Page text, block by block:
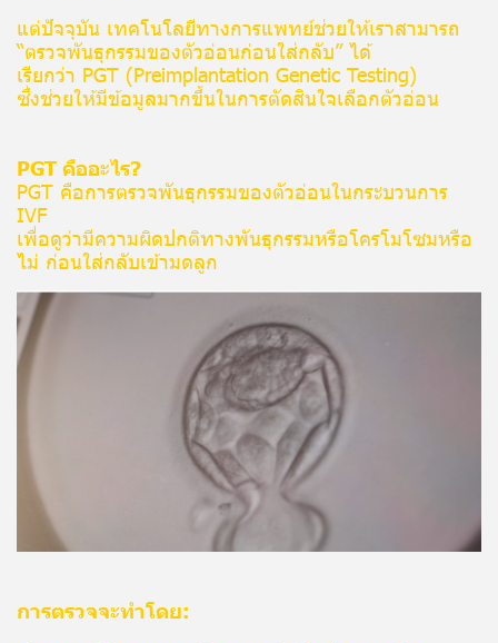
แต่ปัจจุบัน เทคโนโลยีทางการแพทย์ช่วยให้เราสามารถ
“ตรวจพันธุกรรมของตัวอ่อนก่อนใส่กลับ” ได้
เรียกว่า PGT (Preimplantation Genetic Testing)
ซึ่งช่วยให้มีข้อมูลมากขึ้นในการตัดสินใจเลือกตัวอ่อน
PGT คืออะไร?
PGT คือการตรวจพันธุกรรมของตัวอ่อนในกระบวนการ
IVF
เพื่อดูว่ามีความผิดปกติทางพันธุกรรมหรือโครโมโซมหรือ
ไม่ ก่อนใส่กลับเข้ามดลูก
การตรวจจะทำโดย: